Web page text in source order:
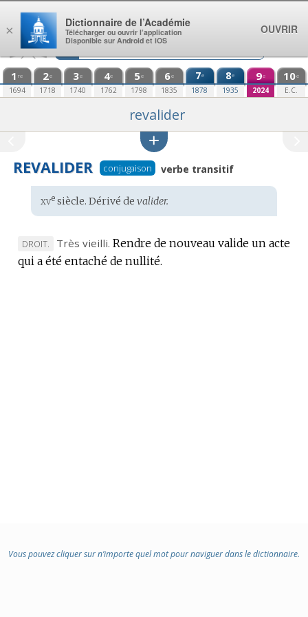
Aller au contenu
1 re
1694
2e
1718
3e
1740
4e
1762
5e
1798
6e
1835
7e
1878
8e
1935
9e
2024
10e
E.C.
revalider
REVALIDER conjugaison verbe transitif
Étymologie
:
xvesiècle. Dérivé de valider.
MARQUE
DE
DROIT. Très vieilli. Rendre de nouveau valide un acte
qui a été entaché de nullité.
Vous pouvez cliquer sur n’importe quel mot pour naviguer dans le dictionnaire.
×
Dictionnaire de l’Académie
Télécharger ou ouvrir l’application
Disponible sur Android et iOS
OUVRIR